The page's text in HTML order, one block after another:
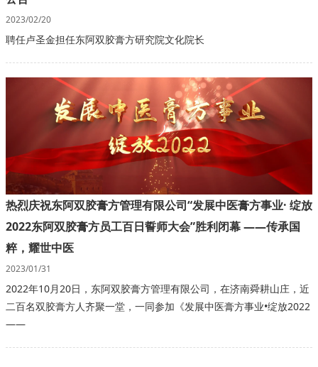
2023/02/20
聘任卢圣金担任东阿双胶膏方研究院文化院长
热烈庆祝东阿双胶膏方管理有限公司“发展中医膏方事业· 绽放
2022东阿双胶膏方员工百日誓师大会”胜利闭幕 ——传承国
粹，耀世中医
2023/01/31
2022年10月20日，东阿双胶膏方管理有限公司，在济南舜耕山庄，近
二百名双胶膏方人齐聚一堂，一同参加《发展中医膏方事业•绽放2022
——